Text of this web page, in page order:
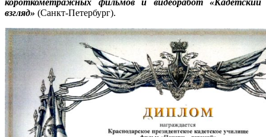
короткометражных фильмов и видеоработ «Кадетский
взгляд» (Санкт-Петербург).